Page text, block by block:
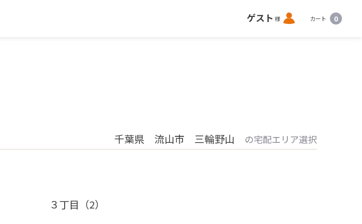
ゲスト 様 ロ
グ
カート 0
千葉県 流山市 三輪野山 の宅配エリア選択
３丁目（2）